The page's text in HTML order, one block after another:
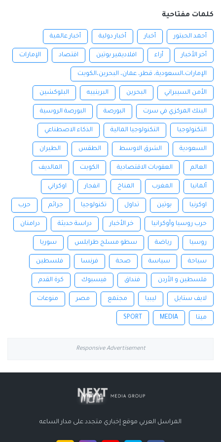
كلمات مفتاحية
أحمد الحبتور أخبار أخبار دولية أخبار عالمية
أخر الأخبار أراء افلاديمير بوتين اقتصاد الإمارات
الإمارات،السعودية، قطر، عمان، البحرين،الكويت
الأمن السيبراني البحرين البرينييه البلوكشين
البنك المركزي في سرت البورصة البورصة الروسية
التكنولوجيا التكنولوجيا المالية الذكاء الاصطناعي
السعودية الشرق الاوسط الطقس الطيران
العالم العقوبات الاقتصادية الكويت المالديف
ألمانيا المغرب المناخ انفجار اوكراني
اوكرنيا بوتين تداول تكنولوجيا جرائم حرب
حرب روسيا وأوكرانيا خر الأخبار دراسة حديثة درامنان
روسيا رياضة سطو مسلح طرابلس سوريا
سياحة سياسة صحة فرنسا فلسطين
فلسطين و الأردن فنداق فيسبوك كرة القدم
لايف ستايل ليبيا مجتمع مصر منوعات
ميتا MEDIA
SPORT
Responsive Advertisement
المراسل العربي موقع إخباري متجدد على مدار الساعه